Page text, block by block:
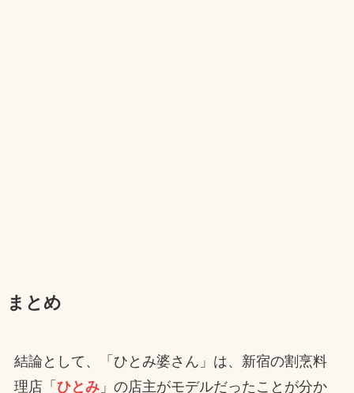
まとめ
結論として、「ひとみ婆さん」は、新宿の割烹料
理店「 ひとみ」の店主がモデルだったことが分か